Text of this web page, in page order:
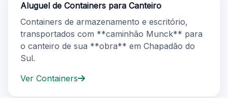
Aluguel de Containers para Canteiro
Containers de armazenamento e escritório,
transportados com **caminhão Munck** para
o canteiro de sua **obra** em Chapadão do
Sul.
Ver Containers